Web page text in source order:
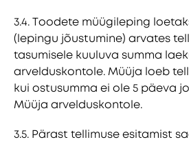
3.4. Toodete müügileping
(lepingu jõustumine) arvates
tasumisele kuuluva summa
arvelduskontole. Müüja loeb
kui ostusumma ei ole 5 päeva
Müüja arvelduskontole.
3.5. Pärast tellimuse esitamist